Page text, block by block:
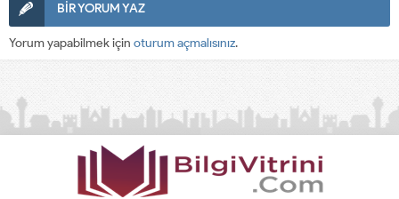
BİR YORUM YAZ
Yorum yapabilmek için oturum açmalısınız.